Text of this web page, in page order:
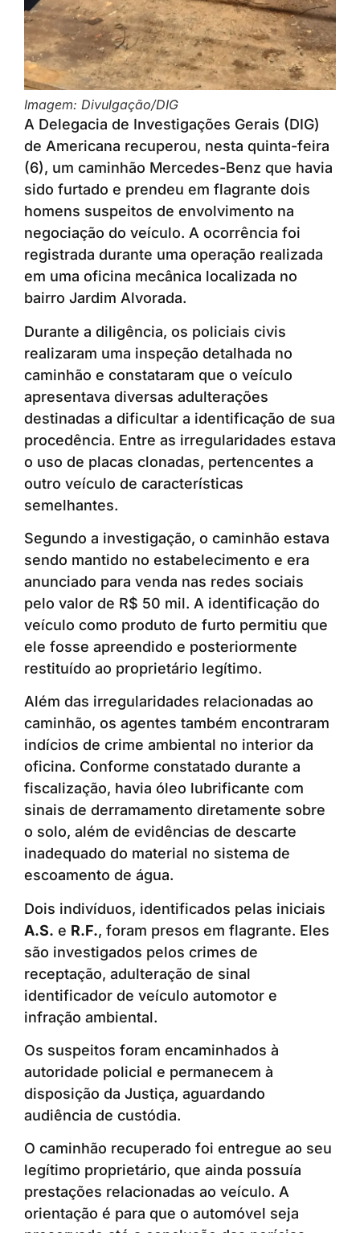
Imagem: Divulgação/DIG
A Delegacia de Investigações Gerais (DIG)
de Americana recuperou, nesta quinta-feira
(6), um caminhão Mercedes-Benz que havia
sido furtado e prendeu em flagrante dois
homens suspeitos de envolvimento na
negociação do veículo. A ocorrência foi
registrada durante uma operação realizada
em uma oficina mecânica localizada no
bairro Jardim Alvorada.
Durante a diligência, os policiais civis
realizaram uma inspeção detalhada no
caminhão e constataram que o veículo
apresentava diversas adulterações
destinadas a dificultar a identificação de sua
procedência. Entre as irregularidades estava
o uso de placas clonadas, pertencentes a
outro veículo de características
semelhantes.
Segundo a investigação, o caminhão estava
sendo mantido no estabelecimento e era
anunciado para venda nas redes sociais
pelo valor de R$ 50 mil. A identificação do
veículo como produto de furto permitiu que
ele fosse apreendido e posteriormente
restituído ao proprietário legítimo.
Além das irregularidades relacionadas ao
caminhão, os agentes também encontraram
indícios de crime ambiental no interior da
oficina. Conforme constatado durante a
fiscalização, havia óleo lubrificante com
sinais de derramamento diretamente sobre
o solo, além de evidências de descarte
inadequado do material no sistema de
escoamento de água.
Dois indivíduos, identificados pelas iniciais
A.S. e R.F., foram presos em flagrante. Eles
são investigados pelos crimes de
receptação, adulteração de sinal
identificador de veículo automotor e
infração ambiental.
Os suspeitos foram encaminhados à
autoridade policial e permanecem à
disposição da Justiça, aguardando
audiência de custódia.
O caminhão recuperado foi entregue ao seu
legítimo proprietário, que ainda possuía
prestações relacionadas ao veículo. A
orientação é para que o automóvel seja